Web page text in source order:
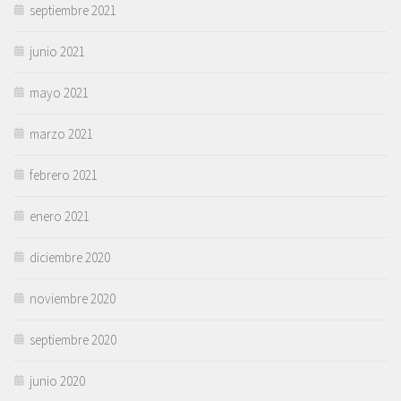
septiembre 2021
junio 2021
mayo 2021
marzo 2021
febrero 2021
enero 2021
diciembre 2020
noviembre 2020
septiembre 2020
junio 2020